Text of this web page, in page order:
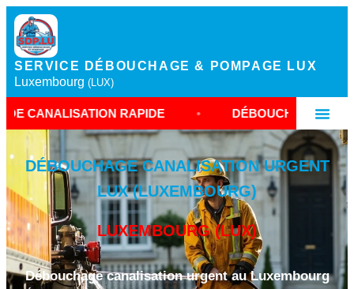
SERVICE DÉBOUCHAGE & POMPAGE LUX
Luxembourg (LUX)
RAPIDE • DÉBOUCHAGE URGENCE
DÉBOUCHAGE CANALISATION URGENT
LUX (LUXEMBOURG)
LUXEMBOURG (LUX)
Débouchage canalisation urgent au Luxembourg